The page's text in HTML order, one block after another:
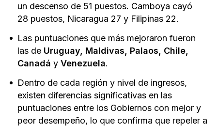
un descenso de 51 puestos. Camboya cayó
28 puestos, Nicaragua 27 y Filipinas 22.
Las puntuaciones que más mejoraron fueron
las de Uruguay, Maldivas, Palaos,
Chile,
Canadá y Venezuela.
Dentro de cada región y nivel de ingresos,
existen diferencias significativas en las
puntuaciones entre los Gobiernos con mejor y
peor desempeño, lo que confirma que repeler a